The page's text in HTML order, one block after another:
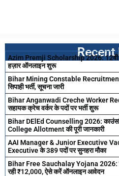
Recent
Azim Premji Scholarship 2026: 12वी
हज़ार ऑनलाइन शुरू
Bihar Mining Constable
सिपाही भर्ती, सूचना जारी
Bihar Anganwadi Creche Worker
सहायक क्रेच वर्कर के पदों पर भर्ती शुरू
Bihar DElEd Counselling 2026:
College Allotment की पूरी जानकारी
AAI Manager & Junior Executive
Executive के 389 पदों पर सुनहरा मौका
Bihar Free Sauchalay Yojana 2026:
रही ₹12,000, ऐसे करें ऑनलाइन आवेदन